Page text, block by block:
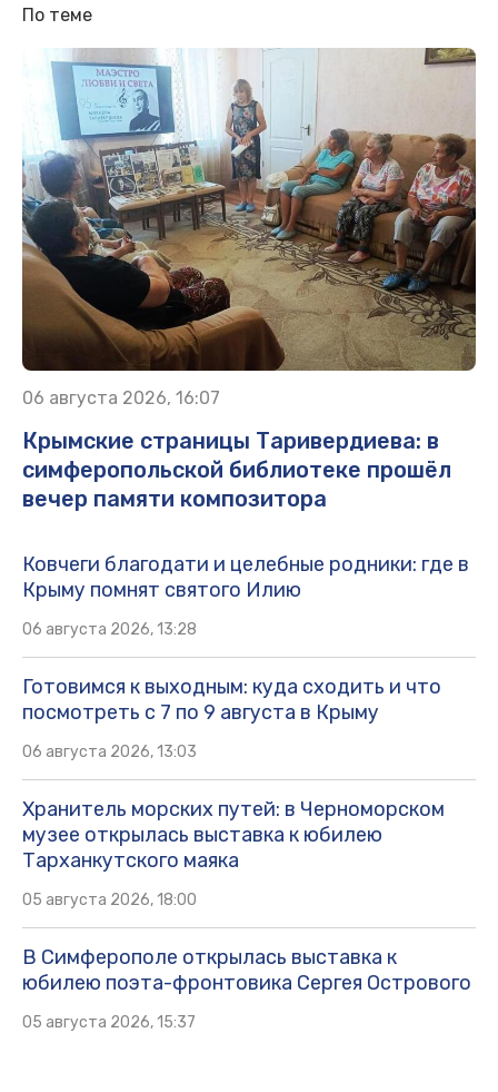
По теме
06 августа 2026, 16:07
Крымские страницы Таривердиева: в
симферопольской библиотеке прошёл
вечер памяти композитора
Ковчеги благодати и целебные родники: где в
Крыму помнят святого Илию
06 августа 2026, 13:28
Готовимся к выходным: куда сходить и что
посмотреть с 7 по 9 августа в Крыму
06 августа 2026, 13:03
Хранитель морских путей: в Черноморском
музее открылась выставка к юбилею
Тарханкутского маяка
05 августа 2026, 18:00
В Симферополе открылась выставка к
юбилею поэта-фронтовика Сергея Острового
05 августа 2026, 15:37